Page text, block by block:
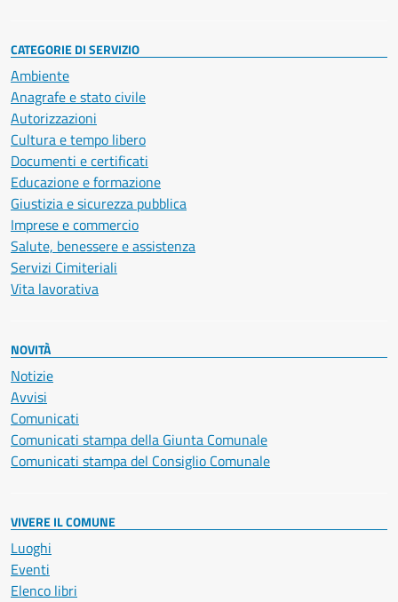
CATEGORIE DI SERVIZIO
Ambiente
Anagrafe e stato civile
Autorizzazioni
Cultura e tempo libero
Documenti e certificati
Educazione e formazione
Giustizia e sicurezza pubblica
Imprese e commercio
Salute, benessere e assistenza
Servizi Cimiteriali
Vita lavorativa
NOVITÀ
Notizie
Avvisi
Comunicati
Comunicati stampa della Giunta Comunale
Comunicati stampa del Consiglio Comunale
VIVERE IL COMUNE
Luoghi
Eventi
Elenco libri